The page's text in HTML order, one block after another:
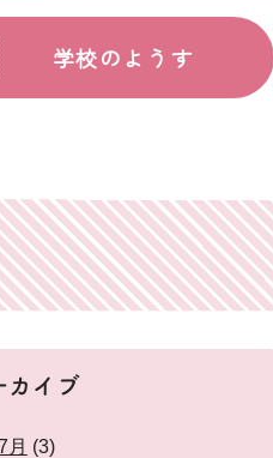
学校のようす
カイブ
月 (3)